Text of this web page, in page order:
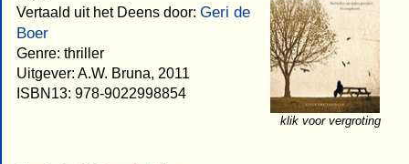
klik voor vergroting
Vertaald uit het Deens door: Geri de
Boer
Genre: thriller
Uitgever: A.W. Bruna, 2011
ISBN13: 978-9022998854